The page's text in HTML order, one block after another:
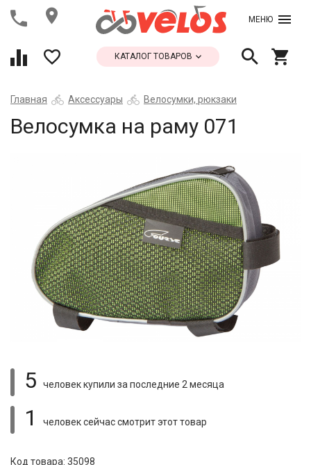
МЕНЮ
КАТАЛОГ ТОВАРОВ
Главная Аксессуары Велосумки, рюкзаки
Велосумка на раму 071
5 человек купили за последние 2 месяца
1 человек сейчас смотритэтот товар
Код товара: 35098